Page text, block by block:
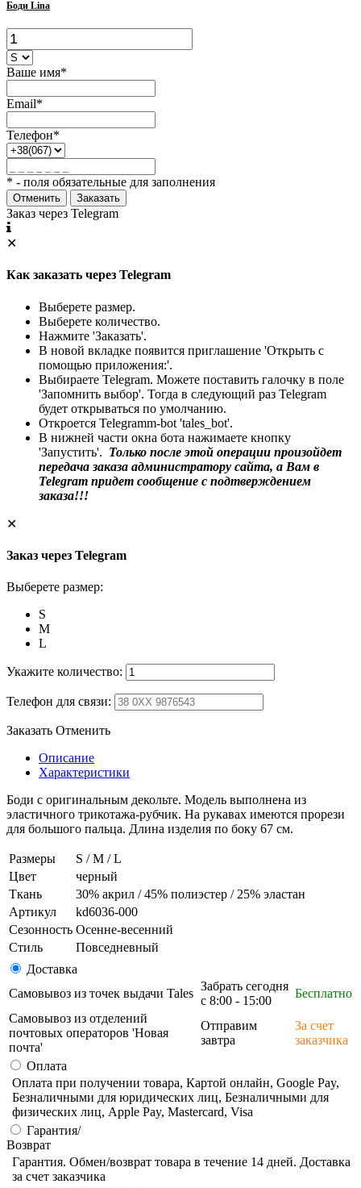
Боди Lina
Ваше имя*
Email*
Телефон*
* - поля обязательные для заполнения
Отменить Заказать
Заказ через Telegram
✕
Как заказать через Telegram
Выберете размер.
Выберете количество.
Нажмите 'Заказать'.
В новой вкладке появится приглашение 'Открыть с
помощью приложения:'.
Выбираете Telegram. Можете поставить галочку в поле
'Запомнить выбор'. Тогда в следующий раз Telegram
будет открываться по умолчанию.
Откроется Telegramm-bot 'tales_bot'.
В нижней части окна бота нажимаете кнопку
'Запустить'. Только после этой операции произойдет
передача заказа администратору сайта, а Вам в
Telegram придет сообщение с подтверждением
заказа!!!
✕
Заказ через Telegram
Выберете размер:
S
M
L
Укажите количество:
Телефон для связи:
Заказать Отменить
Описание
Характеристики
Боди с оригинальным декольте. Модель выполнена из
эластичного трикотажа-рубчик. На рукавах имеются прорези
для большого пальца. Длина изделия по боку 67 см.
Размеры
S / M / L
Цвет
черный
Ткань
30% акрил / 45% полиэстер / 25% эластан
Артикул
kd6036-000
Сезонность Осенне-весенний
Стиль
Повседневный
Доставка
Самовывоз из точек выдачи Tales
Забрать сегодня
с 8:00 - 15:00
Бесплатно
Самовывоз из отделений
почтовых операторов 'Новая
почта'
Отправим
завтра
За счет
заказчика
Оплата
Оплата при получении товара, Картой онлайн, Google Pay,
Безналичными для юридических лиц, Безналичными для
физических лиц, Apple Pay, Mastercard, Visa
Гарантия/
Возврат
Гарантия. Обмен/возврат товара в течение 14 дней. Доставка
за счет заказчика